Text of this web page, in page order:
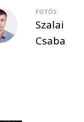
FOTÓS
Szalai
Csaba